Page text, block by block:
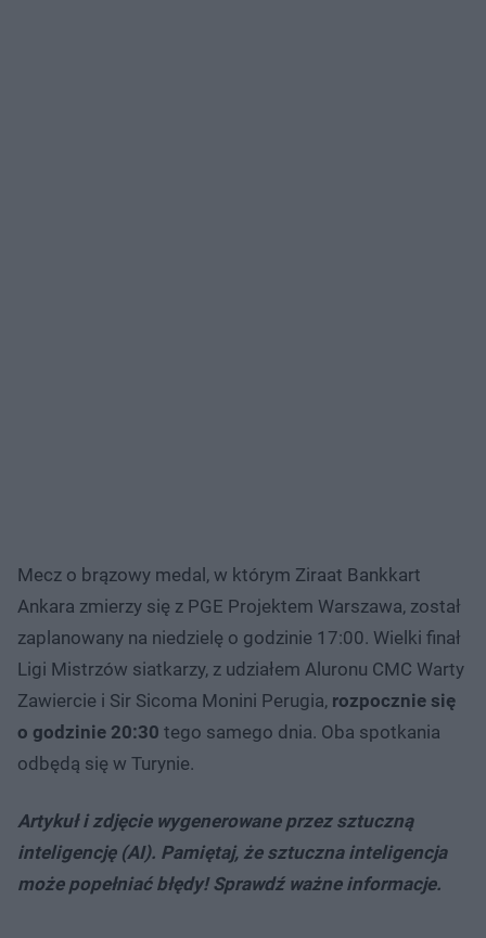
Mecz o brązowy medal, w którym Ziraat Bankkart
Ankara zmierzy się z PGE Projektem Warszawa, został
zaplanowany na niedzielę o godzinie 17:00. Wielki finał
Ligi Mistrzów siatkarzy, z udziałem Aluronu CMC Warty
Zawiercie i Sir Sicoma Monini Perugia, rozpocznie się
o godzinie 20:30 tego samego dnia. Oba spotkania
odbędą się w Turynie.
Artykuł i zdjęcie wygenerowane przez sztuczną
inteligencję (AI). Pamiętaj, że sztuczna inteligencja
może popełniać błędy! Sprawdź ważne informacje.